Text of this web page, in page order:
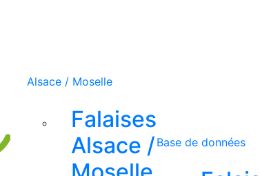
Alsace / Moselle
Falaises
Alsace / Base de données